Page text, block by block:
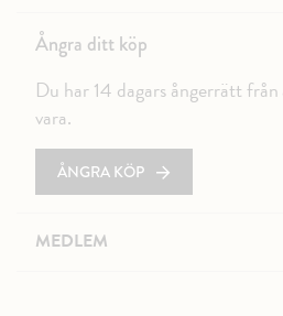
Ångra ditt köp
Du har 14 dagars ångerrätt
vara.
ÅNGRA KÖP
MEDLEM